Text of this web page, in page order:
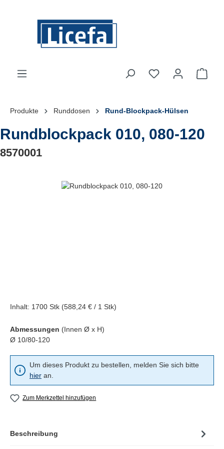
Du hast 0
Produkte Runddosen Rund-Blockpack-Hülsen
Rundblockpack 010, 080-120
8570001
Bildergalerie überspringen
Inhalt: 1700 Stk (588,24 € / 1 Stk)
Abmessungen (Innen Ø x H)
Ø 10/80-120
Um dieses Produkt zu bestellen, melden Sie sich bitte
hier an.
Zum Merkzettel hinzufügen
Beschreibung